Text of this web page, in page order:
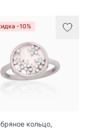
-10%
кольцо,